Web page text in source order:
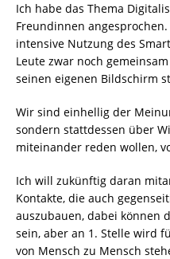
Ich habe das Thema
Freundinnen
intensive Nutzung des
Leute zwar noch
seinen eigenen Bildschirm
Wir sind einhellig der
sondern stattdessen über
miteinander reden wollen,
Ich will zukünftig daran
Kontakte, die auch
auszubauen, dabei können
sein, aber an 1. Stelle wird
von Mensch zu Mensch